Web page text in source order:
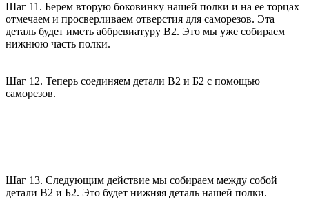
Шаг 11. Берем вторую боковинку нашей полки и на ее торцах
отмечаем и просверливаем отверстия для саморезов. Эта
деталь будет иметь аббревиатуру В2. Это мы уже собираем
нижнюю часть полки.
Шаг 12. Теперь соединяем детали В2 и Б2 с помощью
саморезов.
Шаг 13. Следующим действие мы собираем между собой
детали В2 и Б2. Это будет нижняя деталь нашей полки.